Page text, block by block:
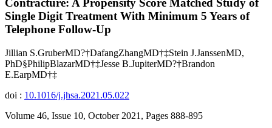
Contracture: A Propensity Score Matched Study of
Single Digit Treatment With Minimum 5 Years of
Telephone Follow-Up
Jillian S.GruberMD?†DafangZhangMD†‡Stein J.JanssenMD,
PhD§PhilipBlazarMD†‡Jesse B.JupiterMD?†Brandon
E.EarpMD†‡
doi : 10.1016/j.jhsa.2021.05.022
Volume 46, Issue 10, October 2021, Pages 888-895